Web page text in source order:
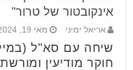
אינקובטור של טרור"
אריאל ימיני מאי 19, 2024
שיחה עם סא"ל
חוקר מודיעין